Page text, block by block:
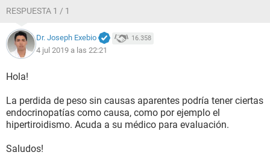
RESPUESTA 1 / 1
Dr. Joseph Exebio 16.358
4 jul 2019 a las 22:21
Hola!
La perdida de peso sin causas aparentes podría tener ciertas
endocrinopatías como causa, como por ejemplo el
hipertiroidismo. Acuda a su médico para evaluación.
Saludos!